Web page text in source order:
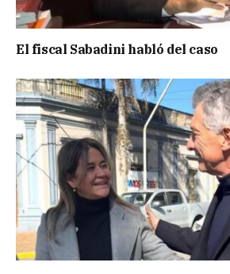
El fiscal Sabadini habló del caso